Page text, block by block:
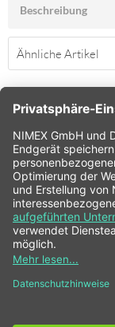
Beschreibung
Ähnliche Artikel
SERVICE
SHOP SERVICE
NEWSLETTER
* Alle Preise inkl.